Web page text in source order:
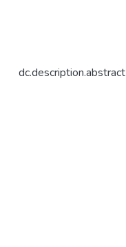
dc.description.abstract